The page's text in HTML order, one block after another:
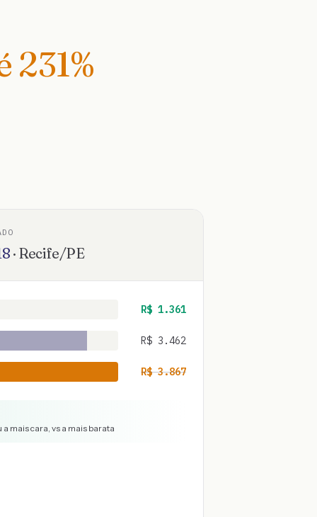
231%
· Recife/PE
R$ 1.361
R$ 3.462
R$3.867
a mais cara, vs a mais barata